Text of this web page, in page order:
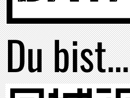
Du bist...